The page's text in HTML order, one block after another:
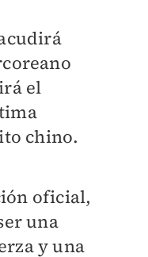
el
chino.
oficial,
una
y una